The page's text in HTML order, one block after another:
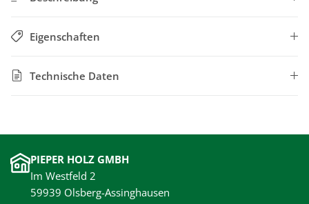
Eigenschaften
Technische Daten
PIEPER HOLZ GMBH
Im Westfeld 2
59939 Olsberg-Assinghausen